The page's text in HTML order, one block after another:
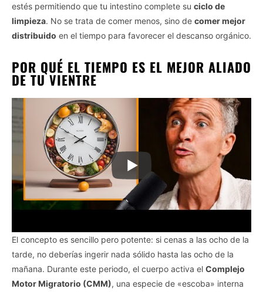
estés permitiendo que tu intestino complete su ciclo de
limpieza. No se trata de comer menos, sino de comer mejor
distribuido en el tiempo para favorecer el descanso orgánico.
POR QUÉ EL TIEMPO ES EL MEJOR ALIADO
DE TU VIENTRE
El concepto es sencillo pero potente: si cenas a las ocho de la
tarde, no deberías ingerir nada sólido hasta las ocho de la
mañana. Durante este periodo, el cuerpo activa el Complejo
Motor Migratorio (CMM), una especie de «escoba» interna